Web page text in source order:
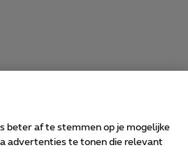
beter af te stemmen op je mogelijke
advertenties te tonen die relevant